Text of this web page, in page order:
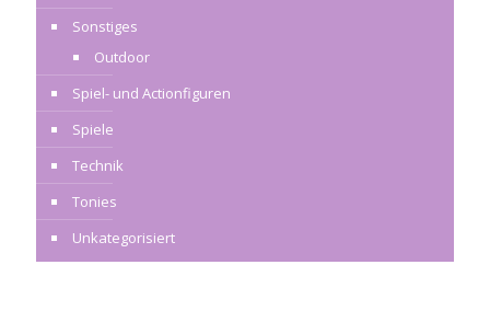
Sonstiges
Outdoor
Spiel- und Actionfiguren
Spiele
Technik
Tonies
Unkategorisiert